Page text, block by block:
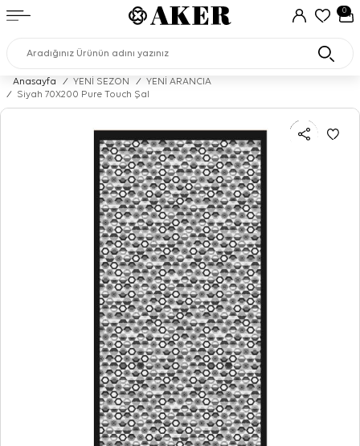
0
Anasayfa / YENİ SEZON /
YENİ ARANCIA
/
Siyah 70X200 Pure Touch Şal